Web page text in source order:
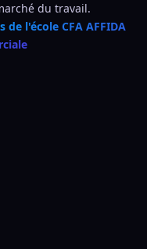
du travail.
de l'école CFA AFFIDA